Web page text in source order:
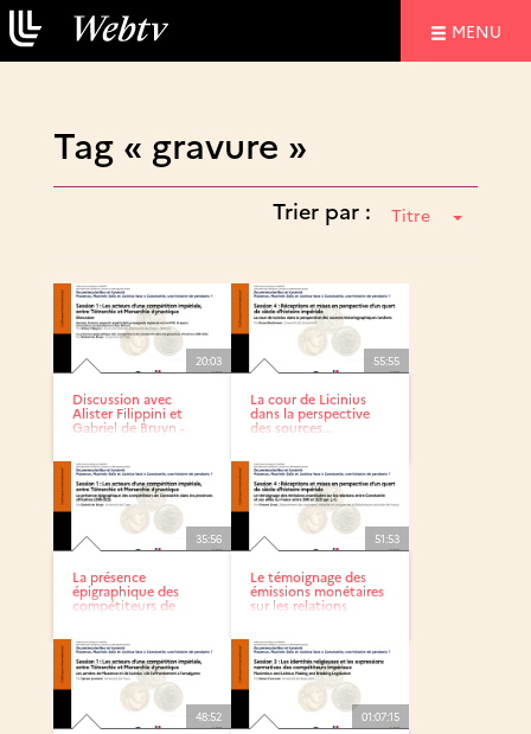
MENU
Tag « gravure »
Trier par : Titre
20:03
Discussion avec
Alister Filippini et
Gabriel de Bruyn -
55:55
La cour de Licinius
dans la perspective
des sources...
35:56
La présence
épigraphique des
compétiteurs de
51:53
Le témoignage des
émissions monétaires
sur les relations
48:52 01:07:15